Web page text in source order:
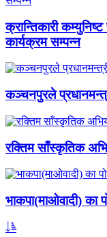
क्रान्तिकारी
कार्यक्रम सम्पन्न
कञ्चनपुरले
रक्तिम साँस्कृतिक
भाकपा(माओवादी) का